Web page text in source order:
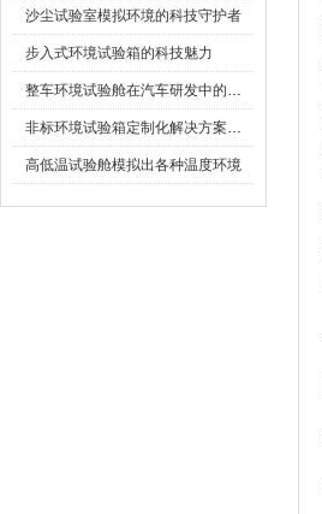
沙尘试验室模拟环境的科技守护者
步入式环境试验箱的科技魅力
整车环境试验舱在汽车研发中的作用
非标环境试验箱定制化解决方案在可靠性测试中的重要性
高低温试验舱模拟出各种温度环境